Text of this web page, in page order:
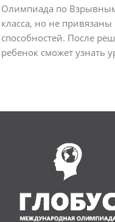
Олимпиада по Взрывным
класса, но не
способностей. После
ребенок сможет узнать